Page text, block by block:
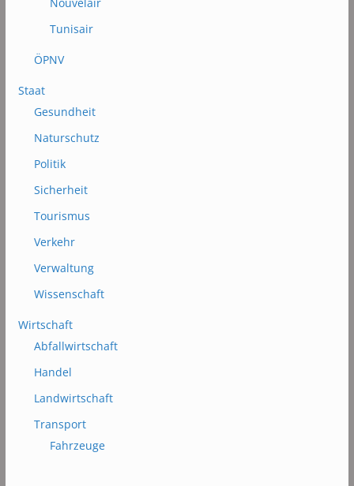
Tunisair
ÖPNV
Staat
Gesundheit
Naturschutz
Politik
Sicherheit
Tourismus
Verkehr
Verwaltung
Wissenschaft
Wirtschaft
Abfallwirtschaft
Handel
Landwirtschaft
Transport
Fahrzeuge